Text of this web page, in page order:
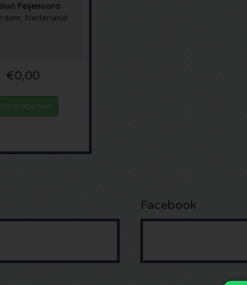
Feijenoord
Nederland
€0,00
Facebook